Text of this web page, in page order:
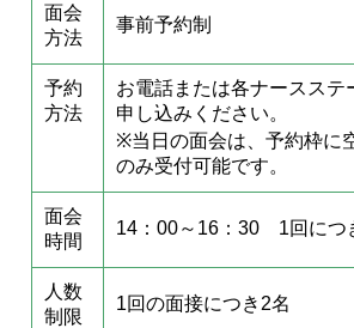
面会
方法
事前予約制
予約
方法
お電話または各ナースステ
申し込みください。
※当日の面会は、予約枠に
のみ受付可能です。
面会
時間
14：00～16：30 1回につ
人数
制限
1回の面接につき2名